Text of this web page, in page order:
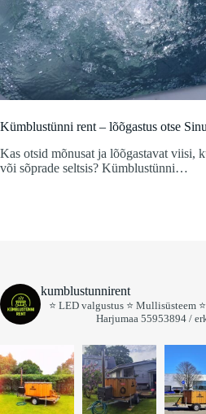
Kümblustünni rent – lõõgastus otse
Kas otsid mõnusat ja lõõgastavat viisi,
või sõprade seltsis? Kümblustünni…
kumblustunnirent
⭐ LED valgustus ⭐ Mullisüsteem
Harjumaa 55953894 /